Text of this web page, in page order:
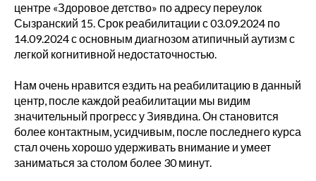
центре «Здоровое детство» по адресу переулок
Сызранский 15. Срок реабилитации с 03.09.2024 по
14.09.2024 с основным диагнозом атипичный аутизм с
легкой когнитивной недостаточностью.
Нам очень нравится ездить на реабилитацию в данный
центр, после каждой реабилитации мы видим
значительный прогресс у Зиявдина. Он становится
более контактным, усидчивым, после последнего курса
стал очень хорошо удерживать внимание и умеет
заниматься за столом более 30 минут.